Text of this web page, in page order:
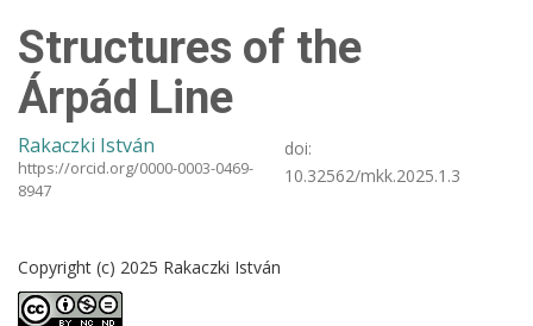
Structures of the
Árpád Line
Rakaczki István
https://orcid.org/0000-0003-0469-
8947
doi:
10.32562/mkk.2025.1.3
Copyright (c) 2025 Rakaczki István